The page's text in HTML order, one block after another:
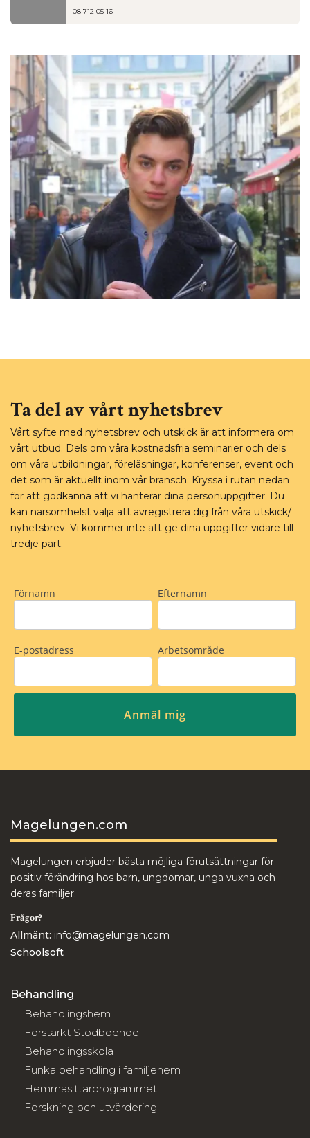
08 712 05 16
Ta del av vårt nyhetsbrev
Vårt syfte med nyhetsbrev och utskick är att informera om
vårt utbud. Dels om våra kostnadsfria seminarier och dels
om våra utbildningar, föreläsningar, konferenser, event och
det som är aktuellt inom vår bransch. Kryssa i rutan nedan
för att godkänna att vi hanterar dina personuppgifter. Du
kan närsomhelst välja att avregistrera dig från våra utskick/
nyhetsbrev. Vi kommer inte att ge dina uppgifter vidare till
tredje part.
Magelungen.com
Magelungen erbjuder bästa möjliga förutsättningar för
positiv förändring hos barn, ungdomar, unga vuxna och
deras familjer.
Frågor?
Allmänt: info@magelungen.com
Schoolsoft
Behandling
Behandlingshem
Förstärkt Stödboende
Behandlingsskola
Funka behandling i familjehem
Hemmasittarprogrammet
Forskning och utvärdering